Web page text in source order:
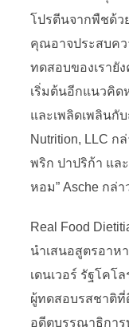
โปรตีนจากพืชด้ว
คุณอาจประสบคว
ทดสอบของเรายั
เริ่มต้นอีกแนวคิด
และเพลิดเพลินกั
Nutrition, LLC
พริก ปาปริก้า แล
หอม” Asche กล่า
Real Food
นำเสนอสูตรอาห
เดนเวอร์ รัฐโคโ
ผู้ทดสอบรสชาติที่
อดีตบรรณาธิการ